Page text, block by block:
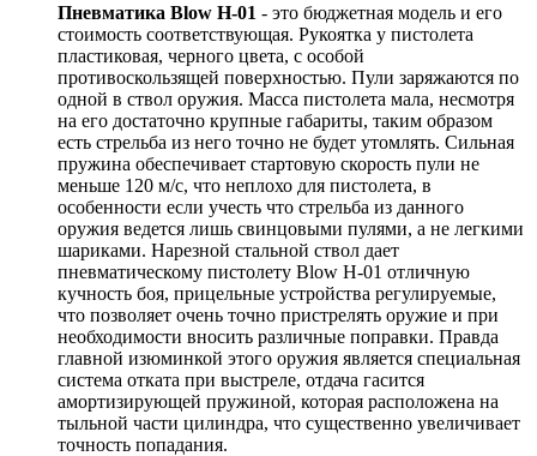
Пневматика Blow H-01 - это бюджетная модель и его
стоимость соответствующая. Рукоятка у пистолета
пластиковая, черного цвета, с особой
противоскользящей поверхностью. Пули заряжаются по
одной в ствол оружия. Масса пистолета мала, несмотря
на его достаточно крупные габариты, таким образом
есть стрельба из него точно не будет утомлять. Сильная
пружина обеспечивает стартовую скорость пули не
меньше 120 м/с, что неплохо для пистолета, в
особенности если учесть что стрельба из данного
оружия ведется лишь свинцовыми пулями, а не легкими
шариками. Нарезной стальной ствол дает
пневматическому пистолету Blow H-01 отличную
кучность боя, прицельные устройства регулируемые,
что позволяет очень точно пристрелять оружие и при
необходимости вносить различные поправки. Правда
главной изюминкой этого оружия является специальная
система отката при выстреле, отдача гасится
амортизирующей пружиной, которая расположена на
тыльной части цилиндра, что существенно увеличивает
точность попадания.